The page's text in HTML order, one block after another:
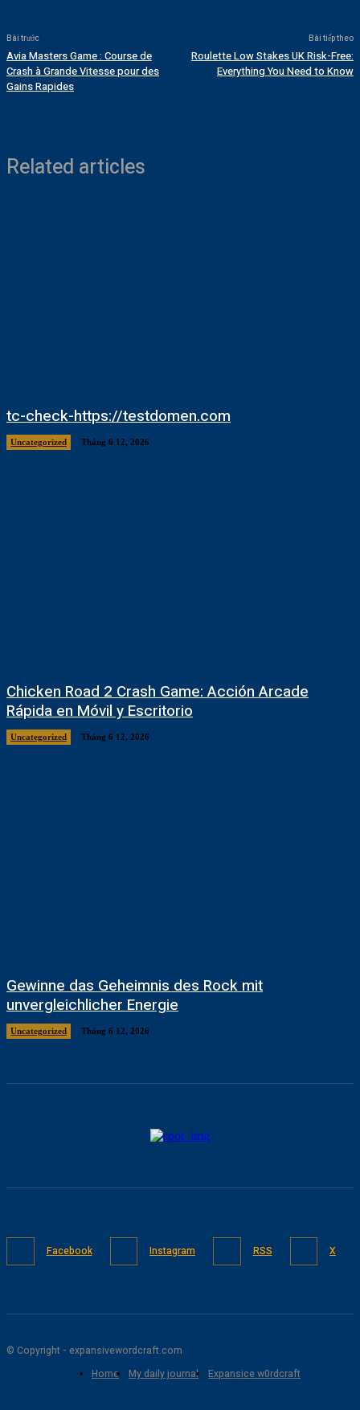
Bài trước
Avia Masters Game : Course de
Crash à Grande Vitesse pour des
Gains Rapides
Bài tiếp theo
Roulette Low Stakes UK Risk-Free:
Everything You Need to Know
Related articles
tc-check-https://testdomen.com
Uncategorized Tháng 6 12, 2026
Chicken Road 2 Crash Game: Acción Arcade
Rápida en Móvil y Escritorio
Uncategorized Tháng 6 12, 2026
Gewinne das Geheimnis des Rock mit
unvergleichlicher Energie
Uncategorized Tháng 6 12, 2026
Facebook Instagram RSS X
© Copyright - expansivewordcraft.com
Home
My daily journal Expansice w0rdcraft